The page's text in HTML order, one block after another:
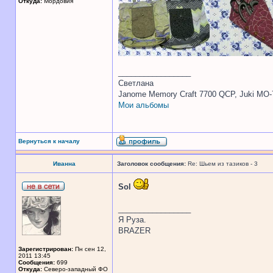
Светлана
Janome Memory Craft 7700 QCP, Juki MO-
Мои альбомы
Вернуться к началу
Иванна Заголовок сообщения: Re: Шьем из тазиков - 3
Зарегистрирован: Пн сен 12,
2011 13:45
Сообщения: 699
Откуда: Северо-западный ФО
Sol
Я Руза.
BRAZER